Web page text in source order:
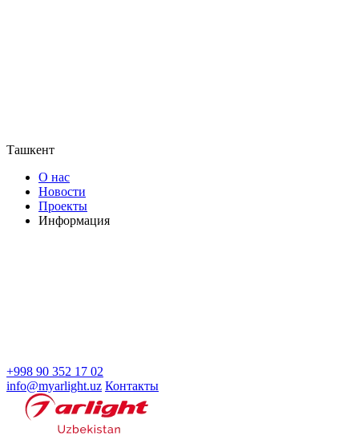
Ташкент
О нас
Новости
Проекты
Информация
+998 90 352 17 02
info@myarlight.uz Контакты